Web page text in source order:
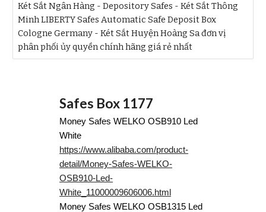
Két Sắt Ngân Hàng - Depository Safes - Két Sắt Thông
Minh LIBERTY Safes Automatic Safe Deposit Box
Cologne Germany - Két Sắt Huyện Hoàng Sa đơn vị
phân phối ủy quyền chính hãng giá rẻ nhất
Safes Box 1177
Money Safes WELKO OSB910 Led
White
https://www.alibaba.com/product-
detail/Money-Safes-WELKO-
OSB910-Led-
White_11000009606006.html
Money Safes WELKO OSB1315 Led